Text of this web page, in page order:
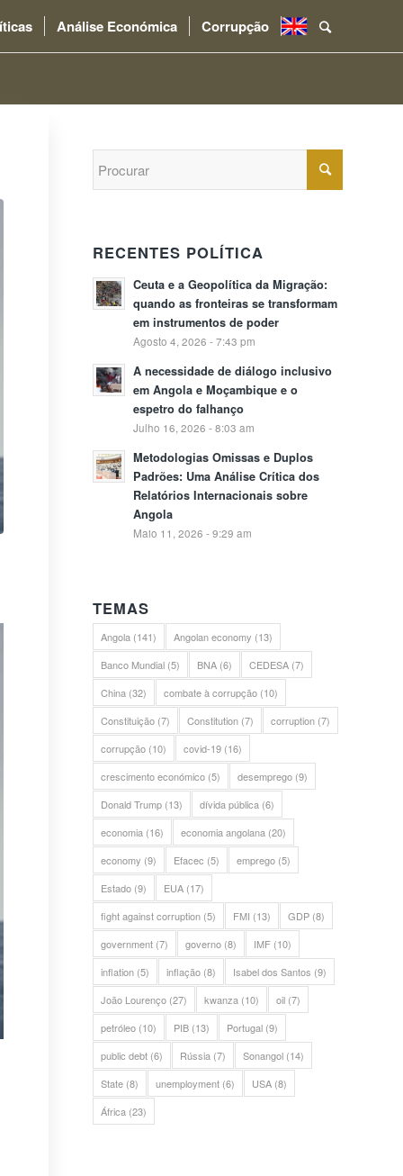
Análise Económica Corrupção .
RECENTES POLÍTICA
Ceuta e a Geopolítica da Migração:
quando as fronteiras se transformam
em instrumentos de poder
Agosto 4, 2026 - 7:43 pm
A necessidade de diálogo inclusivo
em Angola e Moçambique e o
espetro do falhanço
Julho 16, 2026 - 8:03 am
Metodologias Omissas e Duplos
Padrões: Uma Análise Crítica dos
Relatórios Internacionais sobre
Angola
Maio 11, 2026 - 9:29 am
TEMAS
Angola (141) Angolan economy (13)
Banco Mundial (5) BNA (6) CEDESA (7)
China (32) combate à corrupção (10)
Constituição (7) Constitution (7) corruption (7)
corrupção (10) covid-19 (16)
crescimento económico (5) desemprego (9)
Donald Trump (13) dívida pública (6)
economia (16) economia angolana (20)
economy (9) Efacec (5) emprego (5)
Estado (9) EUA (17)
fight against corruption (5) FMI (13) GDP (8)
government (7) governo (8) IMF (10)
inflation (5) inflação (8) Isabel dos Santos (9)
João Lourenço (27) kwanza (10) oil (7)
petróleo (10) PIB (13) Portugal (9)
public debt (6) Rússia (7) Sonangol (14)
State (8) unemployment (6) USA (8)
África (23)